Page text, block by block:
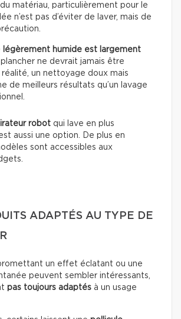
du matériau, particulièrement pour le
n’est pas d’éviter de laver, mais de
légèrement humide est largement
plancher ne devrait jamais être
un nettoyage doux mais
de meilleurs résultats qu’un lavage
robot qui lave en plus
aussi une option. De plus en
sont accessibles aux
ADAPTÉS AU TYPE DE
un effet éclatant ou une
peuvent sembler intéressants,
pas toujours adaptés à un usage